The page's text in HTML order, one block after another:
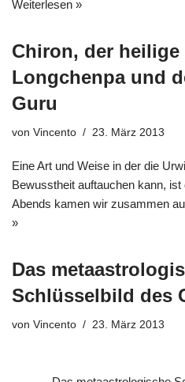
Weiterlesen »
Chiron, der heilige
Longchenpa und
Guru
von Vincento 23. März 2013
Eine Art und Weise in der die
Bewusstheit auftauchen kann, ist
Abends kamen wir zusammen
»
Das
Schlüsselbild des
von Vincento 23. März 2013